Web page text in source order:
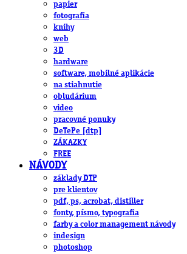
papier
fotografia
knihy
web
3D
hardware
software, mobilné aplikácie
na stiahnutie
obludárium
video
pracovné ponuky
DeTePe [dtp]
ZÁKAZKY
FREE
NÁVODY
základy DTP
pre klientov
pdf, ps, acrobat, distiller
fonty, písmo, typografia
farby a color management návody
indesign
photoshop